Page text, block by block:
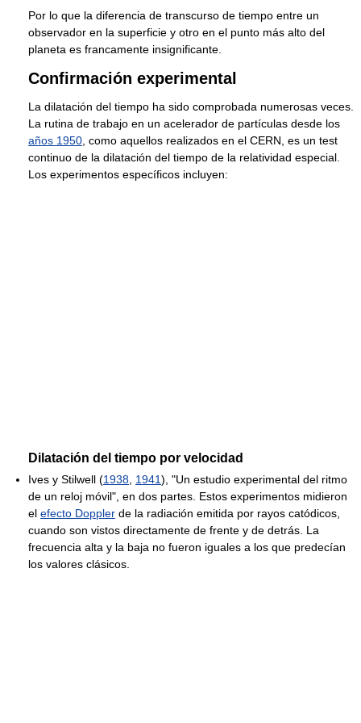
Por lo que la diferencia de transcurso de tiempo entre un
observador en la superficie y otro en el punto más alto del
planeta es francamente insignificante.
Confirmación experimental
La dilatación del tiempo ha sido comprobada numerosas veces.
La rutina de trabajo en un acelerador de partículas desde los
años 1950 , como aquellos realizados en el CERN, es un test
continuo de la dilatación del tiempo de la relatividad especial.
Los experimentos específicos incluyen:
Dilatación del tiempo por velocidad
Ives y Stilwell (1938 1941), "Un estudio experimental del ritmo
de un reloj móvil", en dos partes. Estos experimentos midieron
el efecto Doppler de la radiación emitida por rayos catódicos,
cuando son vistos directamente de frente y de detrás. La
frecuencia alta y la baja no fueron iguales a los que predecían
los valores clásicos.